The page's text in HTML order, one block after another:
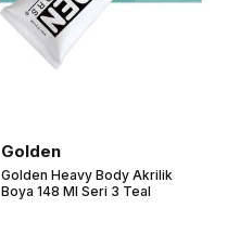
Golden
Golden Heavy Body Akrilik
Boya 148 Ml Seri 3 Teal